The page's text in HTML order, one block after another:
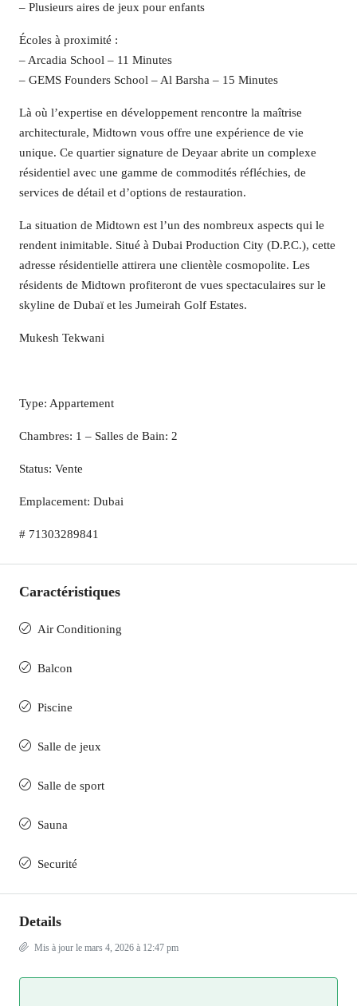
– Plusieurs aires de jeux pour enfants
Écoles à proximité :
– Arcadia School – 11 Minutes
– GEMS Founders School – Al Barsha – 15 Minutes
Là où l’expertise en développement rencontre la maîtrise
architecturale, Midtown vous offre une expérience de vie
unique. Ce quartier signature de Deyaar abrite un complexe
résidentiel avec une gamme de commodités réfléchies, de
services de détail et d’options de restauration.
La situation de Midtown est l’un des nombreux aspects qui le
rendent inimitable. Situé à Dubai Production City (D.P.C.), cette
adresse résidentielle attirera une clientèle cosmopolite. Les
résidents de Midtown profiteront de vues spectaculaires sur le
skyline de Dubaï et les Jumeirah Golf Estates.
Mukesh Tekwani
Type: Appartement
Chambres: 1 – Salles de Bain: 2
Status: Vente
Emplacement: Dubai
# 71303289841
Caractéristiques
Air Conditioning
Balcon
Piscine
Salle de jeux
Salle de sport
Sauna
Securité
Details
Mis à jour le mars 4, 2026 à 12:47 pm